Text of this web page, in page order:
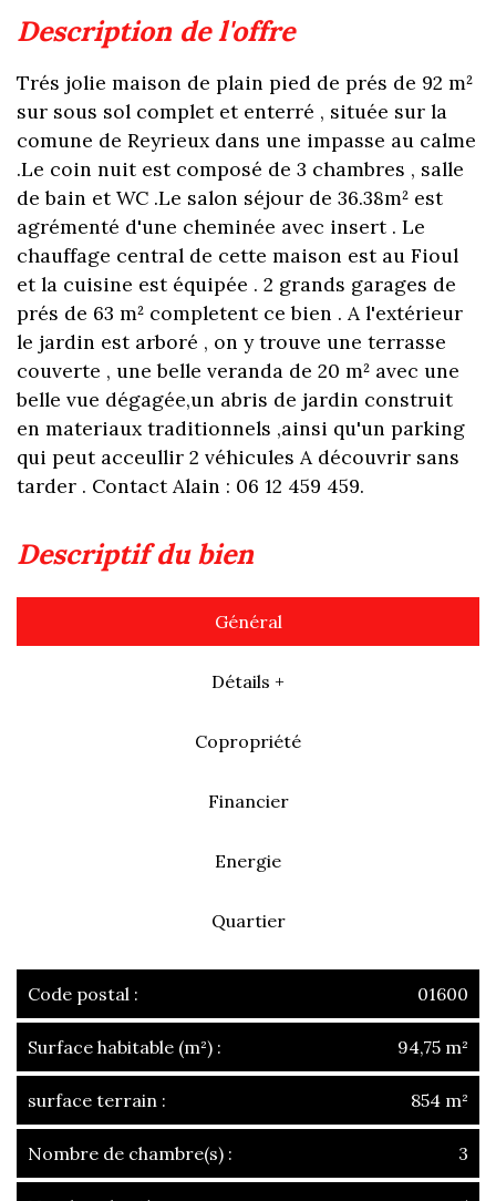
description de l'offre
Trés jolie maison de plain pied de prés de 92 m²
sur sous sol complet et enterré , située sur la
comune de Reyrieux dans une impasse au calme
.Le coin nuit est composé de 3 chambres , salle
de bain et WC .Le salon séjour de 36.38m² est
agrémenté d'une cheminée avec insert . Le
chauffage central de cette maison est au Fioul
et la cuisine est équipée . 2 grands garages de
prés de 63 m² completent ce bien . A l'extérieur
le jardin est arboré , on y trouve une terrasse
couverte , une belle veranda de 20 m² avec une
belle vue dégagée,un abris de jardin construit
en materiaux traditionnels ,ainsi qu'un parking
qui peut acceullir 2 véhicules A découvrir sans
tarder . Contact Alain : 06 12 459 459.
descriptif du bien
Général
Détails +
Copropriété
Financier
Energie
Quartier
Code postal : 01600
Surface habitable (m²) : 94,75 m²
surface terrain : 854 m²
Nombre de chambre(s) : 3